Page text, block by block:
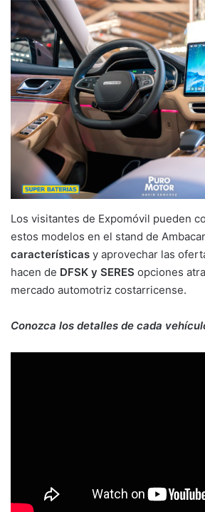
Los visitantes de Expomóvil pueden
estos modelos en el stand de
características y aprovechar las
hacen de DFSK y SERES opciones
mercado automotriz costarricense.
Conozca los detalles de cada